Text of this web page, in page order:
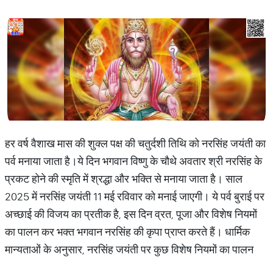
हर वर्ष वैशाख मास की शुक्ल पक्ष की चतुर्दशी तिथि को नरसिंह जयंती का
पर्व मनाया जाता है।ये दिन भगवान विष्णु के चौथे अवतार श्री नरसिंह के
प्रकट होने की स्मृति में श्रद्धा और भक्ति से मनाया जाता है। साल
2025 में नरसिंह जयंती 11 मई रविवार को मनाई जाएगी। ये पर्व बुराई पर
अच्छाई की विजय का प्रतीक है, इस दिन व्रत, पूजा और विशेष नियमों
का पालन कर भक्त भगवान नरसिंह की कृपा प्राप्त करते हैं। धार्मिक
मान्यताओं के अनुसार, नरसिंह जयंती पर कुछ विशेष नियमों का पालन